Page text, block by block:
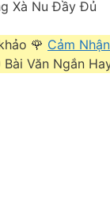
Xà Nu Đầy Đủ
🌹 Cảm
Bài Văn Ngắn